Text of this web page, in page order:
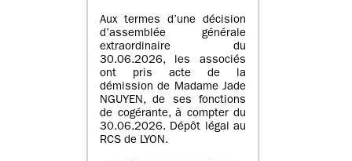
Aux termes d’une décision
d’assemblée générale
extraordinaire du
30.06.2026, les associés
ont pris acte de la
démission de Madame Jade
NGUYEN, de ses fonctions
de cogérante, à compter du
30.06.2026. Dépôt légal au
RCS de LYON.